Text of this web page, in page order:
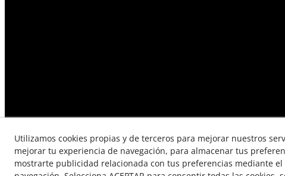
TÉRMINOS Y CONDICIONES DE USO
Utilizamos cookies propias y de terceros para mejorar nuestros
mejorar tu experiencia de navegación, para almacenar tus
mostrarte publicidad relacionada con tus preferencias mediante